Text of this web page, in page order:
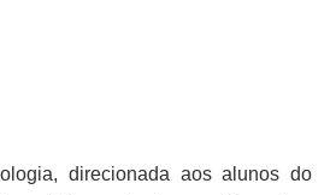
direcionada aos alunos do